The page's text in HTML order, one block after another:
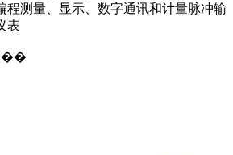
程测量、显示、数字通讯和计量脉冲输
表
��